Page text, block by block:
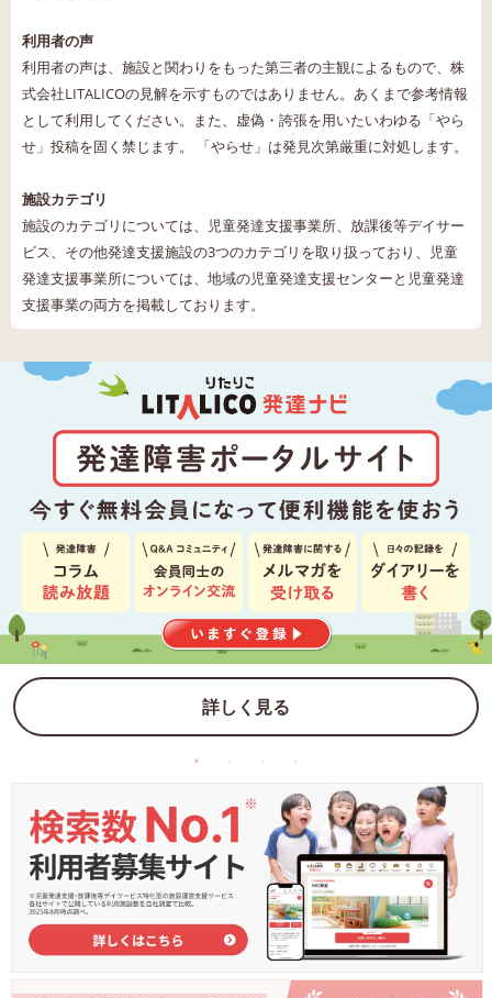
利用者の声
利用者の声は、施設と関わりをもった第三者の主観によるもので、株
式会社LITALICOの見解を示すものではありません。あくまで参考情報
として利用してください。また、虚偽・誇張を用いたいわゆる「やら
せ」投稿を固く禁じます。 「やらせ」は発見次第厳重に対処します。
施設カテゴリ
施設のカテゴリについては、児童発達支援事業所、放課後等デイサー
ビス、その他発達支援施設の3つのカテゴリを取り扱っており、児童
発達支援事業所については、地域の児童発達支援センターと児童発達
支援事業の両方を掲載しております。
詳しく見る